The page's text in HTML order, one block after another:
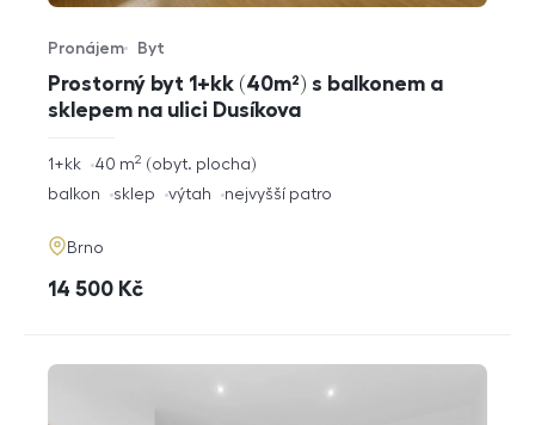
Prostorný byt 1+kk (40m²) s balkonem a
sklepem na ulici Dusíkova
Typ nabídky
Pronájem
Typ nemovitosti
Byt
rozměry
1+kk obyt. plocha
40 m2
funkce
balkon sklep výtah nejvyšší patro
adresa
Brno
cena
14 500 Kč